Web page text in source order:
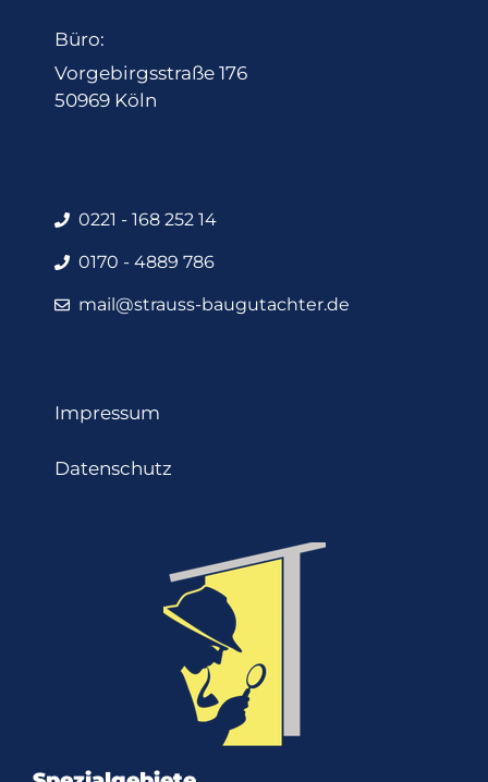
Büro:
Vorgebirgsstraße 176
50969 Köln
0221 - 168 252 14
0170 - 4889 786
mail@strauss-baugutachter.de
Impressum
Datenschutz